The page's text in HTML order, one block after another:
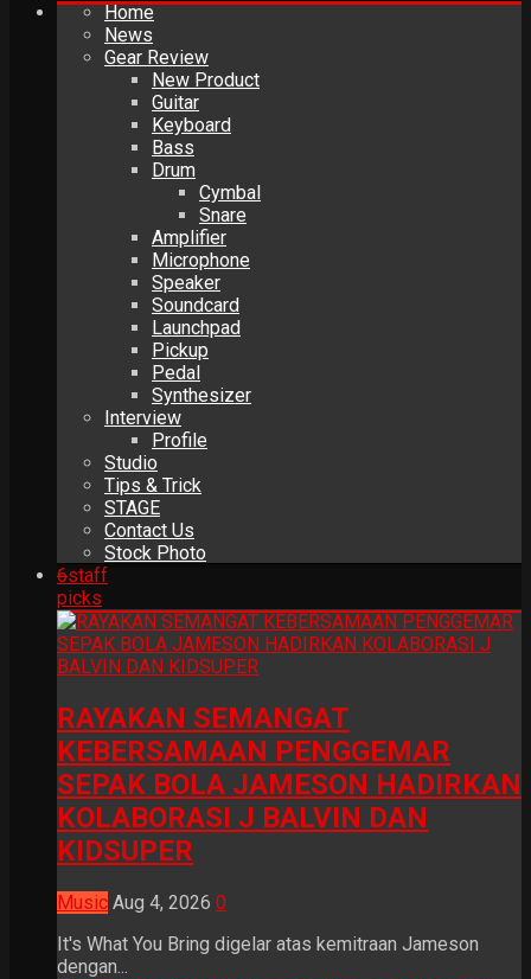
Home
News
Gear Review
New Product
Guitar
Keyboard
Bass
Drum
Cymbal
Snare
Amplifier
Microphone
Speaker
Soundcard
Launchpad
Pickup
Pedal
Synthesizer
Interview
Profile
Studio
Tips & Trick
STAGE
Contact Us
Stock Photo
6staff
picks
RAYAKAN SEMANGAT
KEBERSAMAAN PENGGEMAR
SEPAK BOLA JAMESON HADIRKAN
KOLABORASI J BALVIN DAN
KIDSUPER
Music Aug 4, 2026 0
It's What You Bring digelar atas kemitraan Jameson
dengan...